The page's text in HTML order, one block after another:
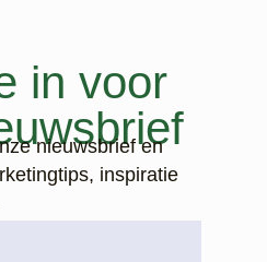
in voor
nieuwsbrief en
inspiratie